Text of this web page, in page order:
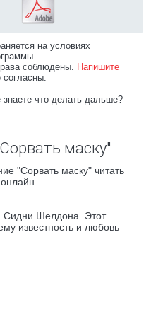
на условиях
соблюдены. Напишите
что делать дальше?
маску"
"Сорвать маску" читать
Сидни Шелдона. Этот
известность и любовь